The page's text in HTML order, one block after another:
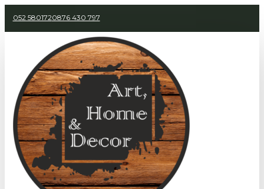
052 5801720876 430 797